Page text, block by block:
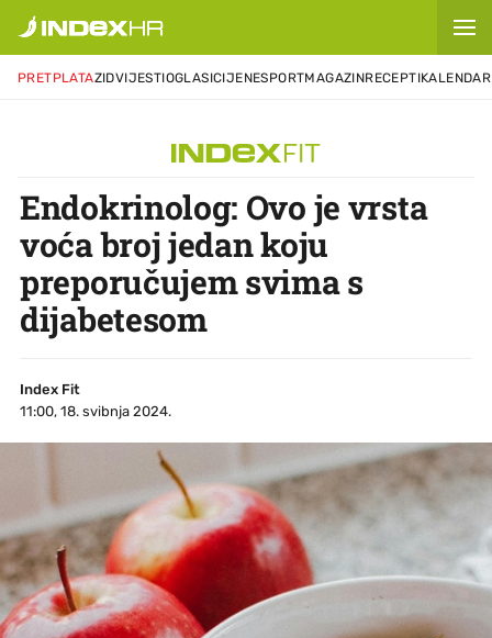
PRETPLATAZIDVIJESTIOGLASICIJENESPORTMAGAZINRECEPTIKALENDAR
Endokrinolog: Ovo je vrsta
voća broj jedan koju
preporučujem svima s
dijabetesom
Index Fit
11:00, 18. svibnja 2024.